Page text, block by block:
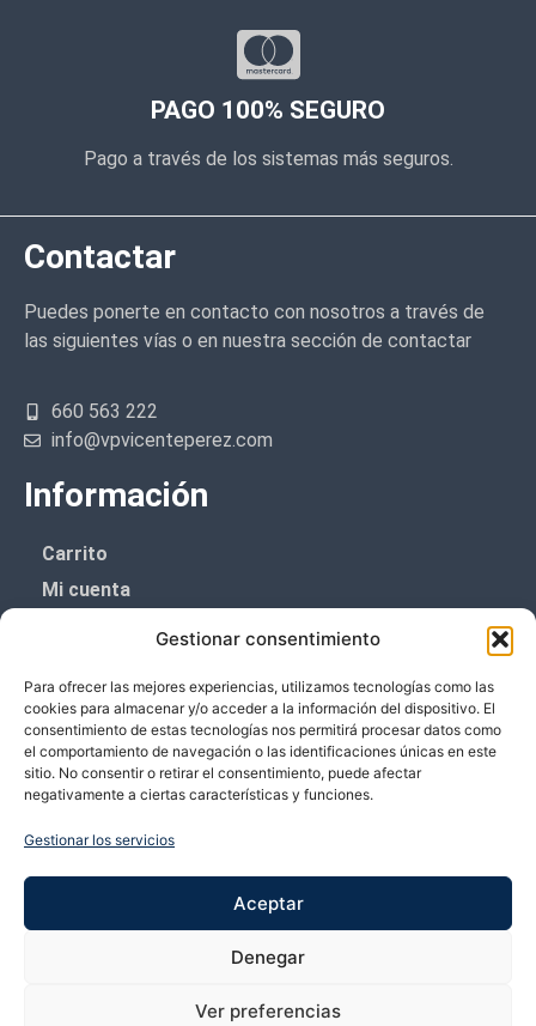
Gestionar consentimiento
Para ofrecer las mejores experiencias, utilizamos tecnologías como las
cookies para almacenar y/o acceder a la información del dispositivo. El
consentimiento de estas tecnologías nos permitirá procesar datos como
el comportamiento de navegación o las identificaciones únicas en este
sitio. No consentir o retirar el consentimiento, puede afectar
negativamente a ciertas características y funciones.
Gestionar los servicios
Aceptar
Denegar
Ver preferencias
PAGO 100% SEGURO
Pago a través de los sistemas más seguros.
Contactar
Puedes ponerte en contacto con nosotros a través de
las siguientes vías o en nuestra sección de contactar
660 563 222
info@vpvicenteperez.com
Información
Carrito
Mi cuenta
Política de cookies (UE)
Boletín de noticias
¡¡Suscríbete y prometemos no dar mucho el
Te enviaremos sólo cosas importantes.